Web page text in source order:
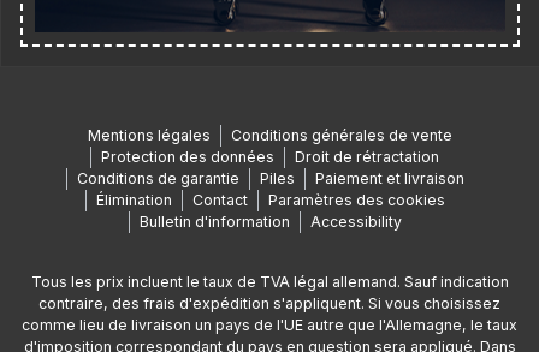
Mentions légales
Conditions générales de vente
Protection des données
Droit de rétractation
Conditions de garantie
Piles
Paiement et livraison
Élimination
Contact
Paramètres des cookies
Bulletin d'information
Accessibility
Tous les prix incluent le taux de TVA légal allemand. Sauf indication
contraire, des frais d'expédition s'appliquent. Si vous choisissez
comme lieu de livraison un pays de l'UE autre que l'Allemagne, le taux
d'imposition correspondant du pays en question sera appliqué. Dans